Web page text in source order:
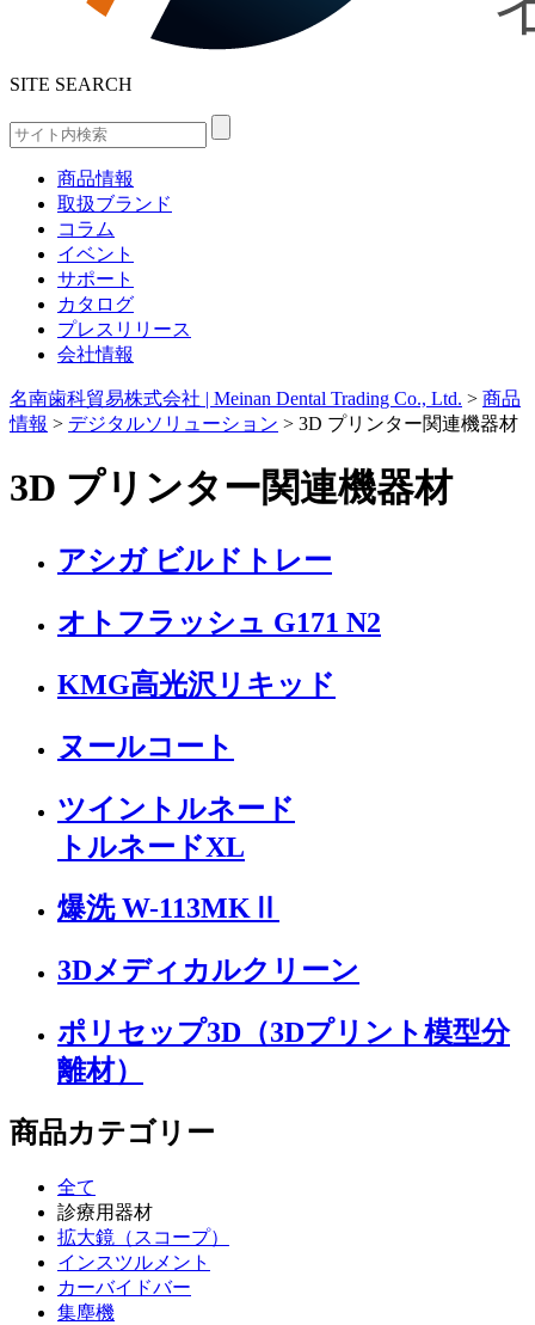
SITE SEARCH
商品情報
取扱ブランド
コラム
イベント
サポート
カタログ
プレスリリース
会社情報
名南歯科貿易株式会社 | Meinan Dental Trading Co., Ltd. > 商品
情報 > デジタルソリューション > 3D プリンター関連機器材
3D プリンター関連機器材
アシガ ビルドトレー
オトフラッシュ G171 N2
KMG高光沢リキッド
ヌールコート
ツイントルネード
トルネードXL
爆洗 W-113MKⅡ
3Dメディカルクリーン
ポリセップ3D（3Dプリント模型分
離材）
商品カテゴリー
全て
診療用器材
拡大鏡（スコープ）
インスツルメント
カーバイドバー
集塵機